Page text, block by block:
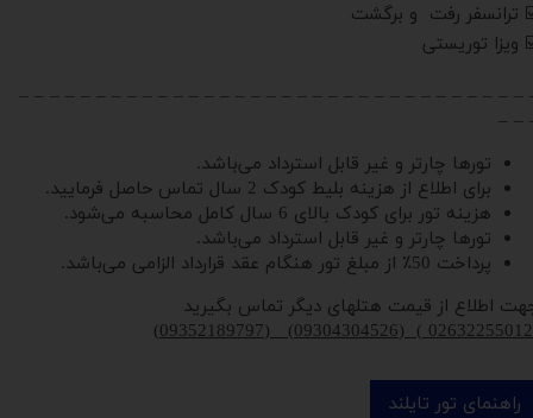
ترانسفر رفت و برگشت
ویزا توریستی
– – – – – – – – – – – – – – – – – – – – – – – – – – – – – – – – –
– –
تورها چارتر و غیر قابل استرداد می‌باشد.
برای اطلاع از هزینه بلیط کودک 2 سال تماس حاصل فرمایید.
هزینه تور برای کودک بالای 6 سال کامل محاسبه می‌شود.
تورها چارتر و غیر قابل استرداد می‌باشد.
پرداخت 50٪ از مبلغ تور هنگام عقد قرارداد الزامی می‌باشد.
اطلاع از قیمت هتلهای دیگر تماس بگیرید
02632255012
) (
09304304526
) (
09352189797
)
راهنمای تور تایلند